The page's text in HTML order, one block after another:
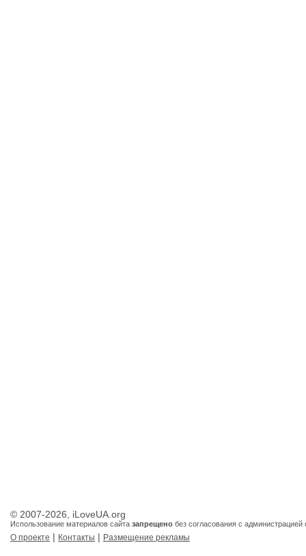
© 2007-2026, iLoveUA.org
Использование материалов сайта запрещено без согласования с администрацией
О проекте | Контакты | Размещение рекламы